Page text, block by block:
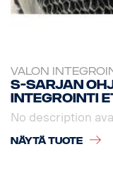
VALON
S-sarjan
integrointi
No description
NÄYTÄ TUOTE